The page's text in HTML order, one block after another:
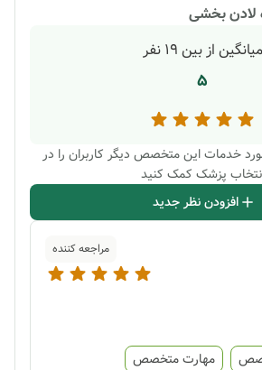
لادن بخشی
میانگین از بین 19 نفر
5
خدمات این متخصص دیگر کاربران را در
پزشک کمک کنید
افزودن نظر جدید
مراجعه کننده
مهارت متخصص